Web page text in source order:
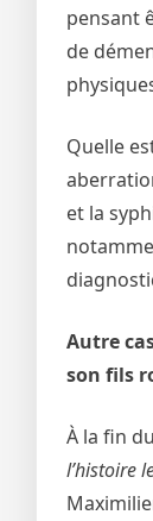
pensant
de
Quelle
et la
Autre
son fils
À la fin
l’histoire